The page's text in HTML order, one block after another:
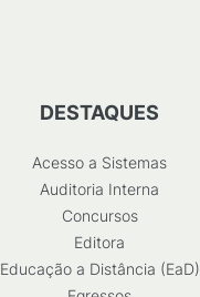
DESTAQUES
Acesso a Sistemas
Auditoria Interna
Concursos
Editora
Educação a Distância (EaD)